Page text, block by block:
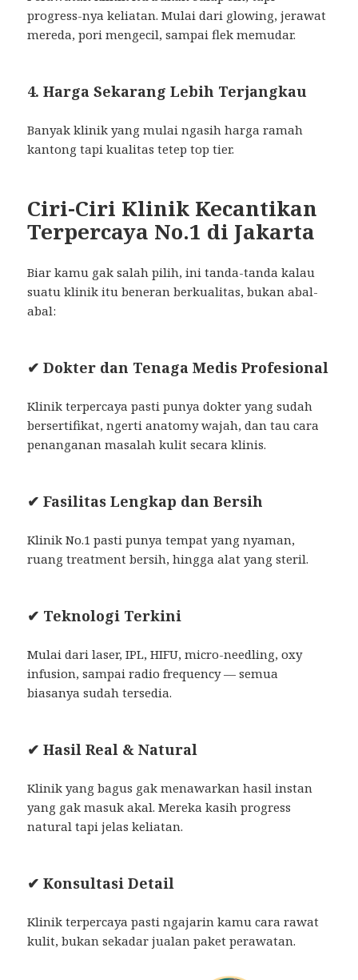
progress-nya keliatan. Mulai dari glowing, jerawat
mereda, pori mengecil, sampai flek memudar.
4. Harga Sekarang Lebih Terjangkau
Banyak klinik yang mulai ngasih harga ramah
kantong tapi kualitas tetep top tier.
Ciri-Ciri Klinik Kecantikan
Terpercaya No.1 di Jakarta
Biar kamu gak salah pilih, ini tanda-tanda kalau
suatu klinik itu beneran berkualitas, bukan abal-
abal:
✔ Dokter dan Tenaga Medis Profesional
Klinik terpercaya pasti punya dokter yang sudah
bersertifikat, ngerti anatomy wajah, dan tau cara
penanganan masalah kulit secara klinis.
✔ Fasilitas Lengkap dan Bersih
Klinik No.1 pasti punya tempat yang nyaman,
ruang treatment bersih, hingga alat yang steril.
✔ Teknologi Terkini
Mulai dari laser, IPL, HIFU, micro-needling, oxy
infusion, sampai radio frequency — semua
biasanya sudah tersedia.
✔ Hasil Real & Natural
Klinik yang bagus gak menawarkan hasil instan
yang gak masuk akal. Mereka kasih progress
natural tapi jelas keliatan.
✔ Konsultasi Detail
Klinik terpercaya pasti ngajarin kamu cara rawat
kulit, bukan sekadar jualan paket perawatan.